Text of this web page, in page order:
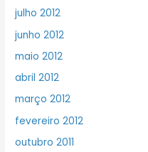
julho 2012
junho 2012
maio 2012
abril 2012
março 2012
fevereiro 2012
outubro 2011